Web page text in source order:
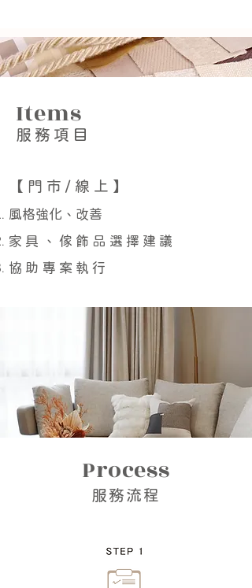
Items
​服務項目
【門市/線上】
風格強化、改善
家具
、傢飾品選擇建議
協助 專案執行
Process
​服務流程